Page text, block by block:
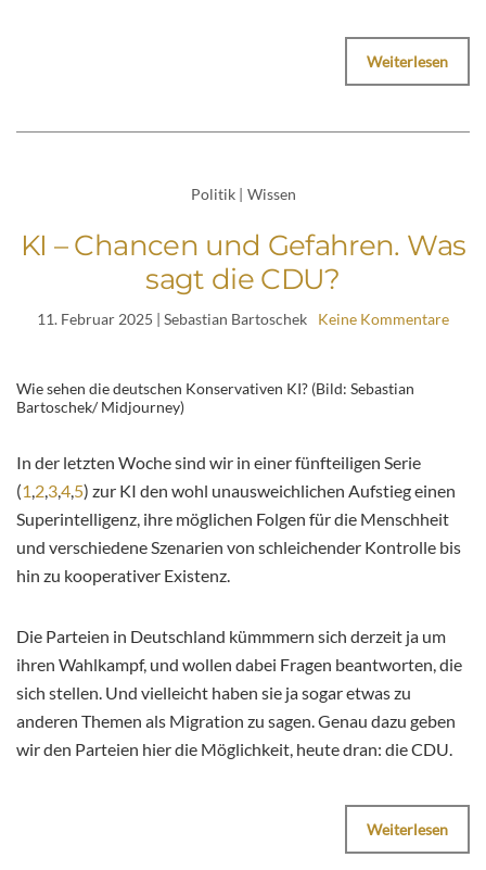
Weiterlesen
Politik | Wissen
KI – Chancen und Gefahren. Was
sagt die CDU?
11. Februar 2025 | Sebastian Bartoschek Keine Kommentare
Wie sehen die deutschen Konservativen KI? (Bild: Sebastian
Bartoschek/ Midjourney)
In der letzten Woche sind wir in einer fünfteiligen Serie
(1,2,3,4,5) zur KI den wohl unausweichlichen Aufstieg einen
Superintelligenz, ihre möglichen Folgen für die Menschheit
und verschiedene Szenarien von schleichender Kontrolle bis
hin zu kooperativer Existenz.
Die Parteien in Deutschland kümmmern sich derzeit ja um
ihren Wahlkampf, und wollen dabei Fragen beantworten, die
sich stellen. Und vielleicht haben sie ja sogar etwas zu
anderen Themen als Migration zu sagen. Genau dazu geben
wir den Parteien hier die Möglichkeit, heute dran: die CDU.
Weiterlesen